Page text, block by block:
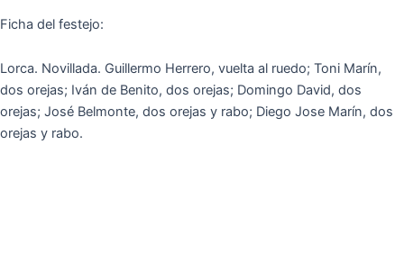
Ficha del festejo:
Lorca. Novillada. Guillermo Herrero, vuelta al ruedo; Toni Marín,
dos orejas; Iván de Benito, dos orejas; Domingo David, dos
orejas; José Belmonte, dos orejas y rabo; Diego Jose Marín, dos
orejas y rabo.